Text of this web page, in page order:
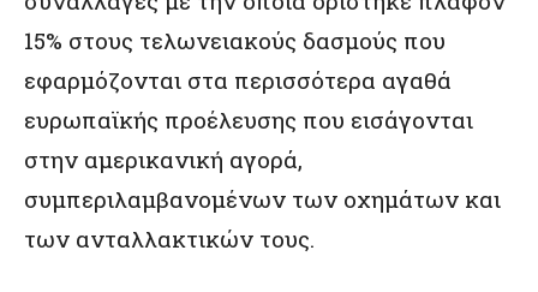
15% στους τελωνειακούς δασμούς που
εφαρμόζονται στα περισσότερα αγαθά
ευρωπαϊκής προέλευσης που εισάγονται
στην αμερικανική αγορά,
συμπεριλαμβανομένων των οχημάτων και
των ανταλλακτικών τους.